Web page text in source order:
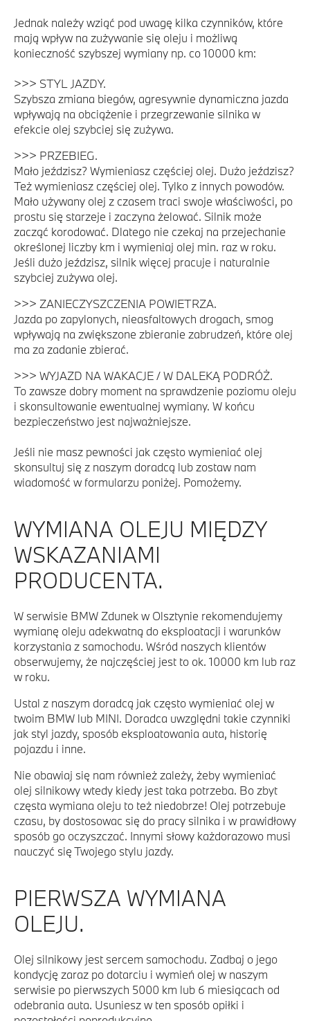
Jednak należy wziąć pod uwagę kilka czynników, które
mają wpływ na zużywanie się oleju i możliwą
konieczność szybszej wymiany np. co 10000 km:
>>> STYL JAZDY.
Szybsza zmiana biegów, agresywnie dynamiczna jazda
wpływają na obciążenie i przegrzewanie silnika w
efekcie olej szybciej się zużywa.
>>> PRZEBIEG.
Mało jeździsz? Wymieniasz częściej olej. Dużo jeździsz?
Też wymieniasz częściej olej. Tylko z innych powodów.
Mało używany olej z czasem traci swoje właściwości, po
prostu się starzeje i zaczyna żelować. Silnik może
zacząć korodować. Dlatego nie czekaj na przejechanie
określonej liczby km i wymieniaj olej min. raz w roku.
Jeśli dużo jeździsz, silnik więcej pracuje i naturalnie
szybciej zużywa olej.
>>> ZANIECZYSZCZENIA POWIETRZA.
Jazda po zapylonych, nieasfaltowych drogach, smog
wpływają na zwiększone zbieranie zabrudzeń, które olej
ma za zadanie zbierać.
>>> WYJAZD NA WAKACJE / W DALEKĄ PODRÓŻ.
To zawsze dobry moment na sprawdzenie poziomu oleju
i skonsultowanie ewentualnej wymiany. W końcu
bezpieczeństwo jest najważniejsze.
Jeśli nie masz pewności jak często wymieniać olej
skonsultuj się z naszym doradcą lub zostaw nam
wiadomość w formularzu poniżej. Pomożemy.
WYMIANA OLEJU MIĘDZY
WSKAZANIAMI
PRODUCENTA.
W serwisie BMW Zdunek w Olsztynie rekomendujemy
wymianę oleju adekwatną do eksploatacji i warunków
korzystania z samochodu. Wśród naszych klientów
obserwujemy, że najczęściej jest to ok. 10000 km lub raz
w roku.
Ustal z naszym doradcą jak często wymieniać olej w
twoim BMW lub MINI. Doradca uwzględni takie czynniki
jak styl jazdy, sposób eksploatowania auta, historię
pojazdu i inne.
Nie obawiaj się nam również zależy, żeby wymieniać
olej silnikowy wtedy kiedy jest taka potrzeba. Bo zbyt
częsta wymiana oleju to też niedobrze! Olej potrzebuje
czasu, by dostosowac się do pracy silnika i w prawidłowy
sposób go oczyszczać. Innymi słowy każdorazowo musi
nauczyć się Twojego stylu jazdy.
PIERWSZA WYMIANA
OLEJU.
Olej silnikowy jest sercem samochodu. Zadbaj o jego
kondycję zaraz po dotarciu i wymień olej w naszym
serwisie po pierwszych 5000 km lub 6 miesiącach od
odebrania auta. Usuniesz w ten sposób opiłki i